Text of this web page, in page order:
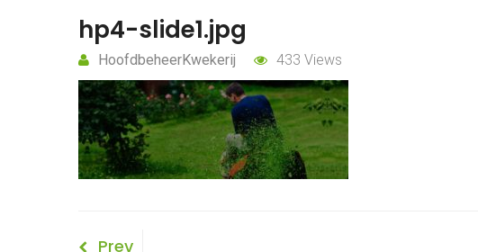
hp4-slide1.jpg
HoofdbeheerKwekerij 433 Views
Previous
Prev